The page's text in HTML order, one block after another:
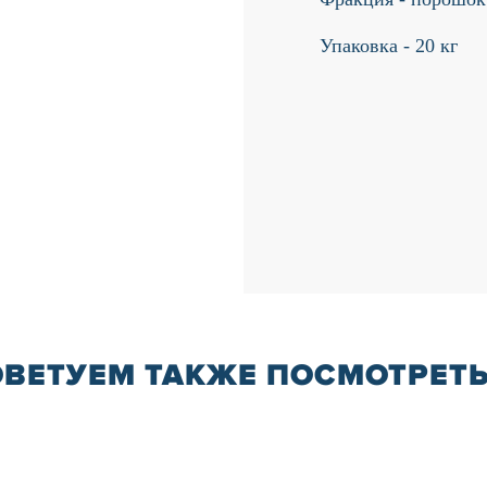
Упаковка - 20 кг
ТАКЖЕ